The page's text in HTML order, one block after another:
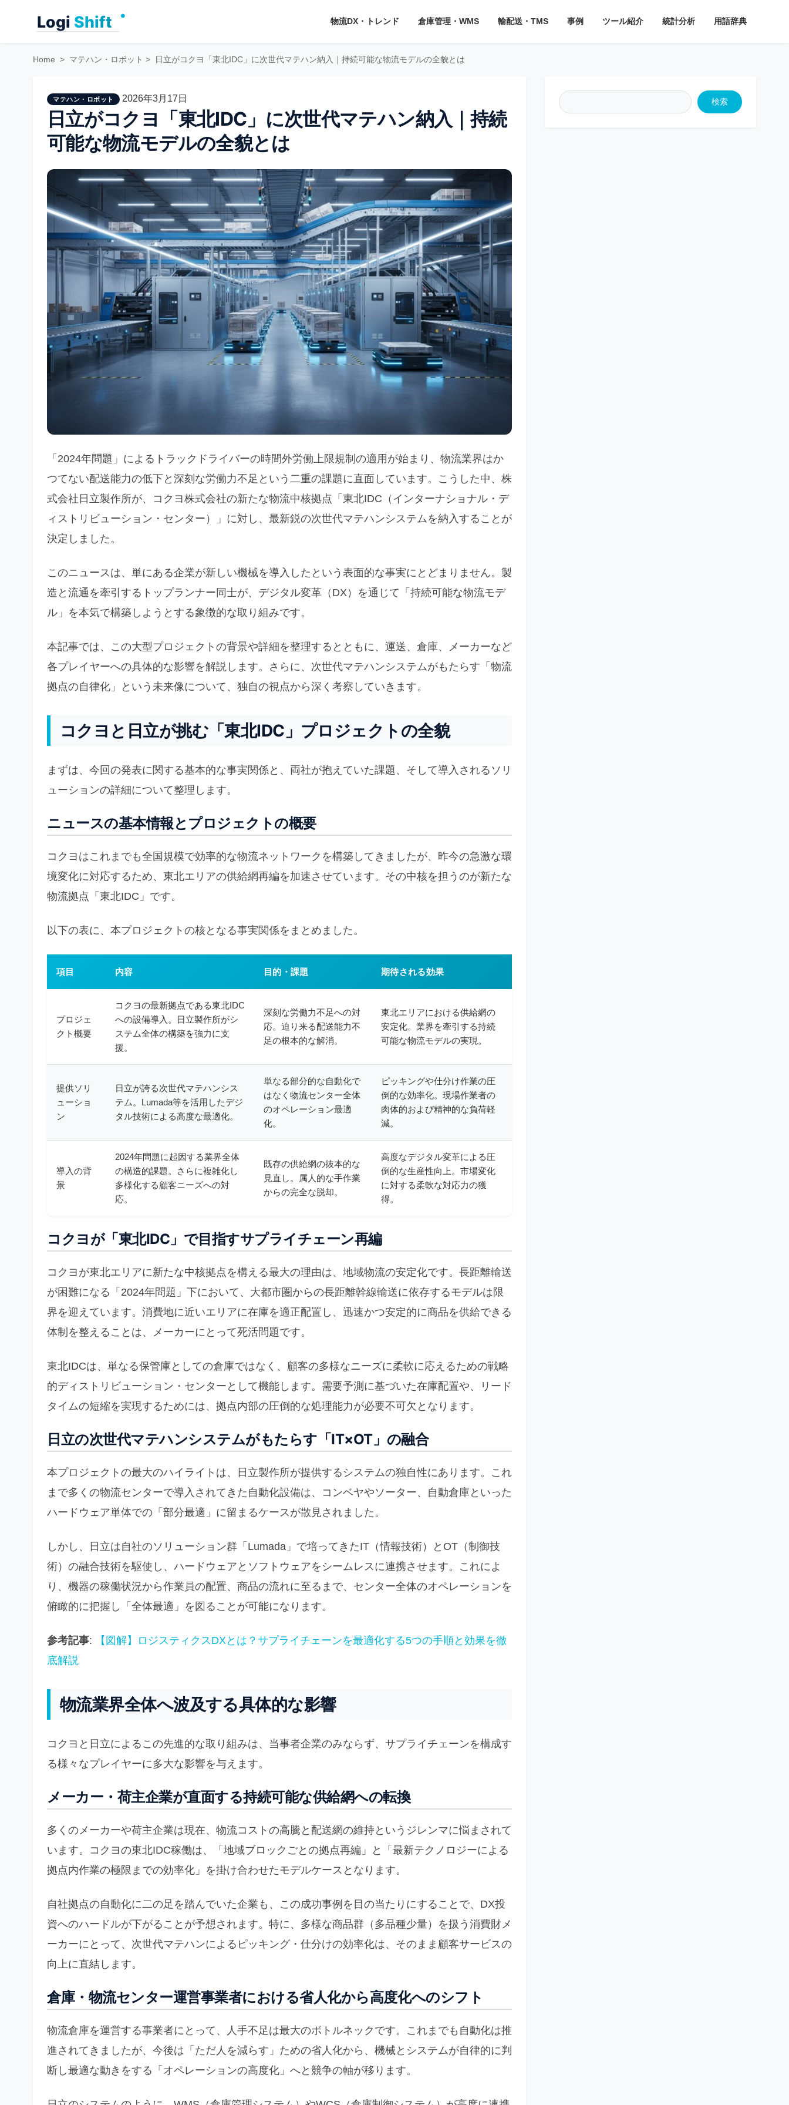
物流DX・トレンド 倉庫管理・WMS 輸配送・TMS 事例 ツール紹介 統計分析 用語辞典
Home > マテハン・ロボット > 日立がコクヨ「東北IDC」に次世代マテハン納入｜持続可能な物流モデルの全貌とは
マテハン・ロボット 2026年3月17日
日立がコクヨ「東北IDC」に次世代マテハン納入｜持続
可能な物流モデルの全貌とは
「2024年問題」によるトラックドライバーの時間外労働上限規制の適用が始まり、物流業界はか
つてない配送能力の低下と深刻な労働力不足という二重の課題に直面しています。こうした中、株
式会社日立製作所が、コクヨ株式会社の新たな物流中核拠点「東北IDC（インターナショナル・デ
ィストリビューション・センター）」に対し、最新鋭の次世代マテハンシステムを納入することが
決定しました。
このニュースは、単にある企業が新しい機械を導入したという表面的な事実にとどまりません。製
造と流通を牽引するトップランナー同士が、デジタル変革（DX）を通じて「持続可能な物流モデ
ル」を本気で構築しようとする象徴的な取り組みです。
本記事では、この大型プロジェクトの背景や詳細を整理するとともに、運送、倉庫、メーカーなど
各プレイヤーへの具体的な影響を解説します。さらに、次世代マテハンシステムがもたらす「物流
拠点の自律化」という未来像について、独自の視点から深く考察していきます。
コクヨと日立が挑む「東北IDC」プロジェクトの全貌
まずは、今回の発表に関する基本的な事実関係と、両社が抱えていた課題、そして導入されるソリ
ューションの詳細について整理します。
ニュースの基本情報とプロジェクトの概要
コクヨはこれまでも全国規模で効率的な物流ネットワークを構築してきましたが、昨今の急激な環
境変化に対応するため、東北エリアの供給網再編を加速させています。その中核を担うのが新たな
物流拠点「東北IDC」です。
以下の表に、本プロジェクトの核となる事実関係をまとめました。
項目 内容 目的・課題 期待される効果
プロジェ
クト概要
コクヨの最新拠点である東北IDC
への設備導入。日立製作所がシ
ステム全体の構築を強力に支
援。
深刻な労働力不足への対
応。迫り来る配送能力不
足の根本的な解消。
東北エリアにおける供給網の
安定化。業界を牽引する持続
可能な物流モデルの実現。
提供ソリ
ューショ
ン
日立が誇る次世代マテハンシス
テム。Lumada等を活用したデジ
タル技術による高度な最適化。
単なる部分的な自動化で
はなく物流センター全体
のオペレーション最適
化。
ピッキングや仕分け作業の圧
倒的な効率化。現場作業者の
肉体的および精神的な負荷軽
減。
導入の背
景
2024年問題に起因する業界全体
の構造的課題。さらに複雑化し
多様化する顧客ニーズへの対
応。
既存の供給網の抜本的な
見直し。属人的な手作業
からの完全な脱却。
高度なデジタル変革による圧
倒的な生産性向上。市場変化
に対する柔軟な対応力の獲
得。
コクヨが「東北IDC」で目指すサプライチェーン再編
コクヨが東北エリアに新たな中核拠点を構える最大の理由は、地域物流の安定化です。長距離輸送
が困難になる「2024年問題」下において、大都市圏からの長距離幹線輸送に依存するモデルは限
界を迎えています。消費地に近いエリアに在庫を適正配置し、迅速かつ安定的に商品を供給できる
体制を整えることは、メーカーにとって死活問題です。
東北IDCは、単なる保管庫としての倉庫ではなく、顧客の多様なニーズに柔軟に応えるための戦略
的ディストリビューション・センターとして機能します。需要予測に基づいた在庫配置や、リード
タイムの短縮を実現するためには、拠点内部の圧倒的な処理能力が必要不可欠となります。
日立の次世代マテハンシステムがもたらす「IT×OT」の融合
本プロジェクトの最大のハイライトは、日立製作所が提供するシステムの独自性にあります。これ
まで多くの物流センターで導入されてきた自動化設備は、コンベヤやソーター、自動倉庫といった
ハードウェア単体での「部分最適」に留まるケースが散見されました。
しかし、日立は自社のソリューション群「Lumada」で培ってきたIT（情報技術）とOT（制御技
術）の融合技術を駆使し、ハードウェアとソフトウェアをシームレスに連携させます。これによ
り、機器の稼働状況から作業員の配置、商品の流れに至るまで、センター全体のオペレーションを
俯瞰的に把握し「全体最適」を図ることが可能になります。
参考記事:
【図解】ロジスティクスDXとは？サプライチェーンを最適化する5つの手順と効果を徹
底解説
物流業界全体へ波及する具体的な影響
コクヨと日立によるこの先進的な取り組みは、当事者企業のみならず、サプライチェーンを構成す
る様々なプレイヤーに多大な影響を与えます。
メーカー・荷主企業が直面する持続可能な供給網への転換
多くのメーカーや荷主企業は現在、物流コストの高騰と配送網の維持というジレンマに悩まされて
います。コクヨの東北IDC稼働は、「地域ブロックごとの拠点再編」と「最新テクノロジーによる
拠点内作業の極限までの効率化」を掛け合わせたモデルケースとなります。
自社拠点の自動化に二の足を踏んでいた企業も、この成功事例を目の当たりにすることで、DX投
資へのハードルが下がることが予想されます。特に、多様な商品群（多品種少量）を扱う消費財メ
ーカーにとって、次世代マテハンによるピッキング・仕分けの効率化は、そのまま顧客サービスの
向上に直結します。
倉庫・物流センター運営事業者における省人化から高度化へのシフト
物流倉庫を運営する事業者にとって、人手不足は最大のボトルネックです。これまでも自動化は推
進されてきましたが、今後は「ただ人を減らす」ための省人化から、機械とシステムが自律的に判
断し最適な動きをする「オペレーションの高度化」へと競争の軸が移ります。
検索